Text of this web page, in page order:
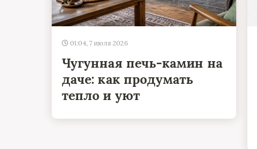
01:04, 7 июля 2026
Чугунная печь-камин на
даче: как продумать
тепло и уют